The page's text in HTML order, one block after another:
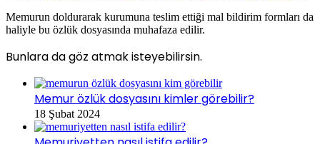
Memurun doldurarak kurumuna teslim ettiği mal bildirim formları da
haliyle bu özlük dosyasında muhafaza edilir.
Bunlara da göz atmak isteyebilirsin.
Memur özlük dosyasını kimler görebilir?
18 Şubat 2024